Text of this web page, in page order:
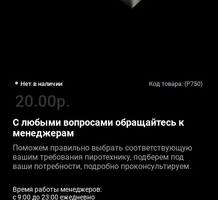
Нет в наличии Код товара: (P750)
20.00р.
С любыми вопросами обращайтесь к
менеджерам
Поможем правильно выбрать соответствующую
вашим требования пиротехнику, подберем под
ваши потребности, подробно проконсультируем.
Время работы менеджеров:
c 9:00 до 23:00 ежедневно